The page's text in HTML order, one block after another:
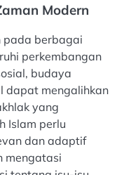
Modern
pada berbagai
perkembangan
budaya
dapat mengalihkan
yang
Islam perlu
dan adaptif
mengatasi